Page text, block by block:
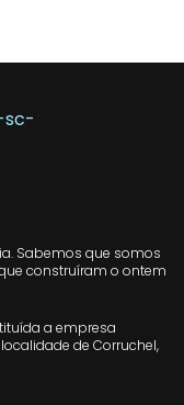
Sabemos que somos
construíram o ontem
a empresa
de Corruchel,